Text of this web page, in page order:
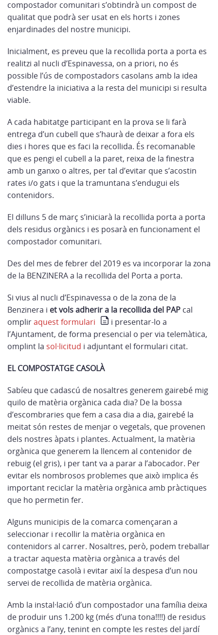
compostador comunitari s’obtindrà un compost de
qualitat que podrà ser usat en els horts i zones
enjardinades del nostre municipi.
Inicialment, es preveu que la recollida porta a porta es
realitzi al nucli d’Espinavessa, on a priori, no és
possible l’ús de compostadors casolans amb la idea
d’estendre la iniciativa a la resta del municipi si resulta
viable.
A cada habitatge participant en la prova se li farà
entrega d’un cubell que s’haurà de deixar a fora els
dies i hores que es faci la recollida. És recomanable
que es pengi el cubell a la paret, reixa de la finestra
amb un ganxo o altres, per tal d’evitar que s’acostin
rates i/o gats i que la tramuntana s’endugui els
contenidors.
El dilluns 5 de març s’iniciarà la recollida porta a porta
dels residus orgànics i es posarà en funcionament el
compostador comunitari.
Des del mes de febrer del 2019 es va incorporar la zona
de la BENZINERA a la recollida del Porta a porta.
Si vius al nucli d’Espinavessa o de la zona de la
Benzinera i et vols adherir a la recollida del PAP cal
ompliraquest formulari
i presentar-lo a
l’Ajuntament, de forma presencial o per via telemàtica,
omplint la sol·licitud i adjuntant el formulari citat.
EL COMPOSTATGE CASOLÀ
Sabíeu que cadascú de nosaltres generem gairebé mig
quilo de matèria orgànica cada dia? De la bossa
d’escombraries que fem a casa dia a dia, gairebé la
meitat són restes de menjar o vegetals, que provenen
dels nostres àpats i plantes. Actualment, la matèria
orgànica que generem la llencem al contenidor de
rebuig (el gris), i per tant va a parar a l’abocador. Per
evitar els nombrosos problemes que això implica és
important reciclar la matèria orgànica amb pràctiques
que ho permetin fer.
Alguns municipis de la comarca començaran a
seleccionar i recollir la matèria orgànica en
contenidors al carrer. Nosaltres, però, podem treballar
a tractar aquesta matèria orgànica a través del
compostatge casolà i evitar així la despesa d’un nou
servei de recollida de matèria orgànica.
Amb la instal·lació d’un compostador una família deixa
de produir uns 1.200 kg (més d’una tona!!!!) de residus
orgànics a l’any, tenint en compte les restes del jardí